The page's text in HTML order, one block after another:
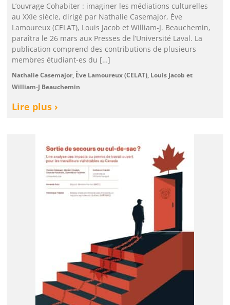
L’ouvrage Cohabiter : imaginer les médiations culturelles
au XXIe siècle, dirigé par Nathalie Casemajor, Ève
Lamoureux (CELAT), Louis Jacob et William-J. Beauchemin,
paraîtra le 26 mars aux Presses de l’Université Laval. La
publication comprend des contributions de plusieurs
membres étudiant-es du […]
Nathalie Casemajor, Ève Lamoureux (CELAT), Louis Jacob et
William-J Beauchemin
Lire plus ›